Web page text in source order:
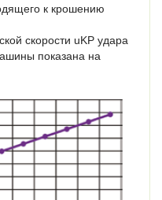
к крошению
скорости uKP удара
показана на